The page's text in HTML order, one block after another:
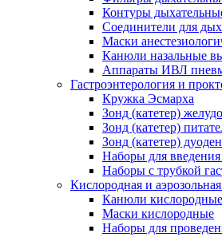
Контуры
Соединители для
Маски
Канюли назальные
Аппараты ИВЛ
Гастроэнтерология и
Кружка Эсмарха
Зонд (катетер)
Зонд (катетер)
Зонд (катетер)
Наборы для
Наборы с трубкой
Кислородная и
Канюли кислородные
Маски кислородные
Наборы для